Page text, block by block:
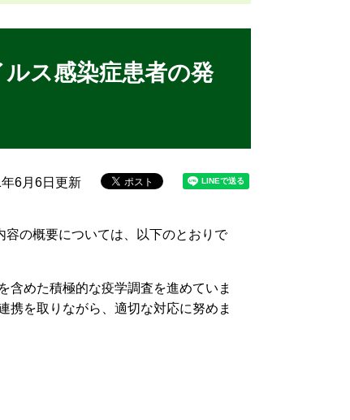
ス感染症患者の発
6月6日更新
の概要については、以下のとおりで
含めた積極的な疫学調査を進めていま
携を取りながら、適切な対応に努めま